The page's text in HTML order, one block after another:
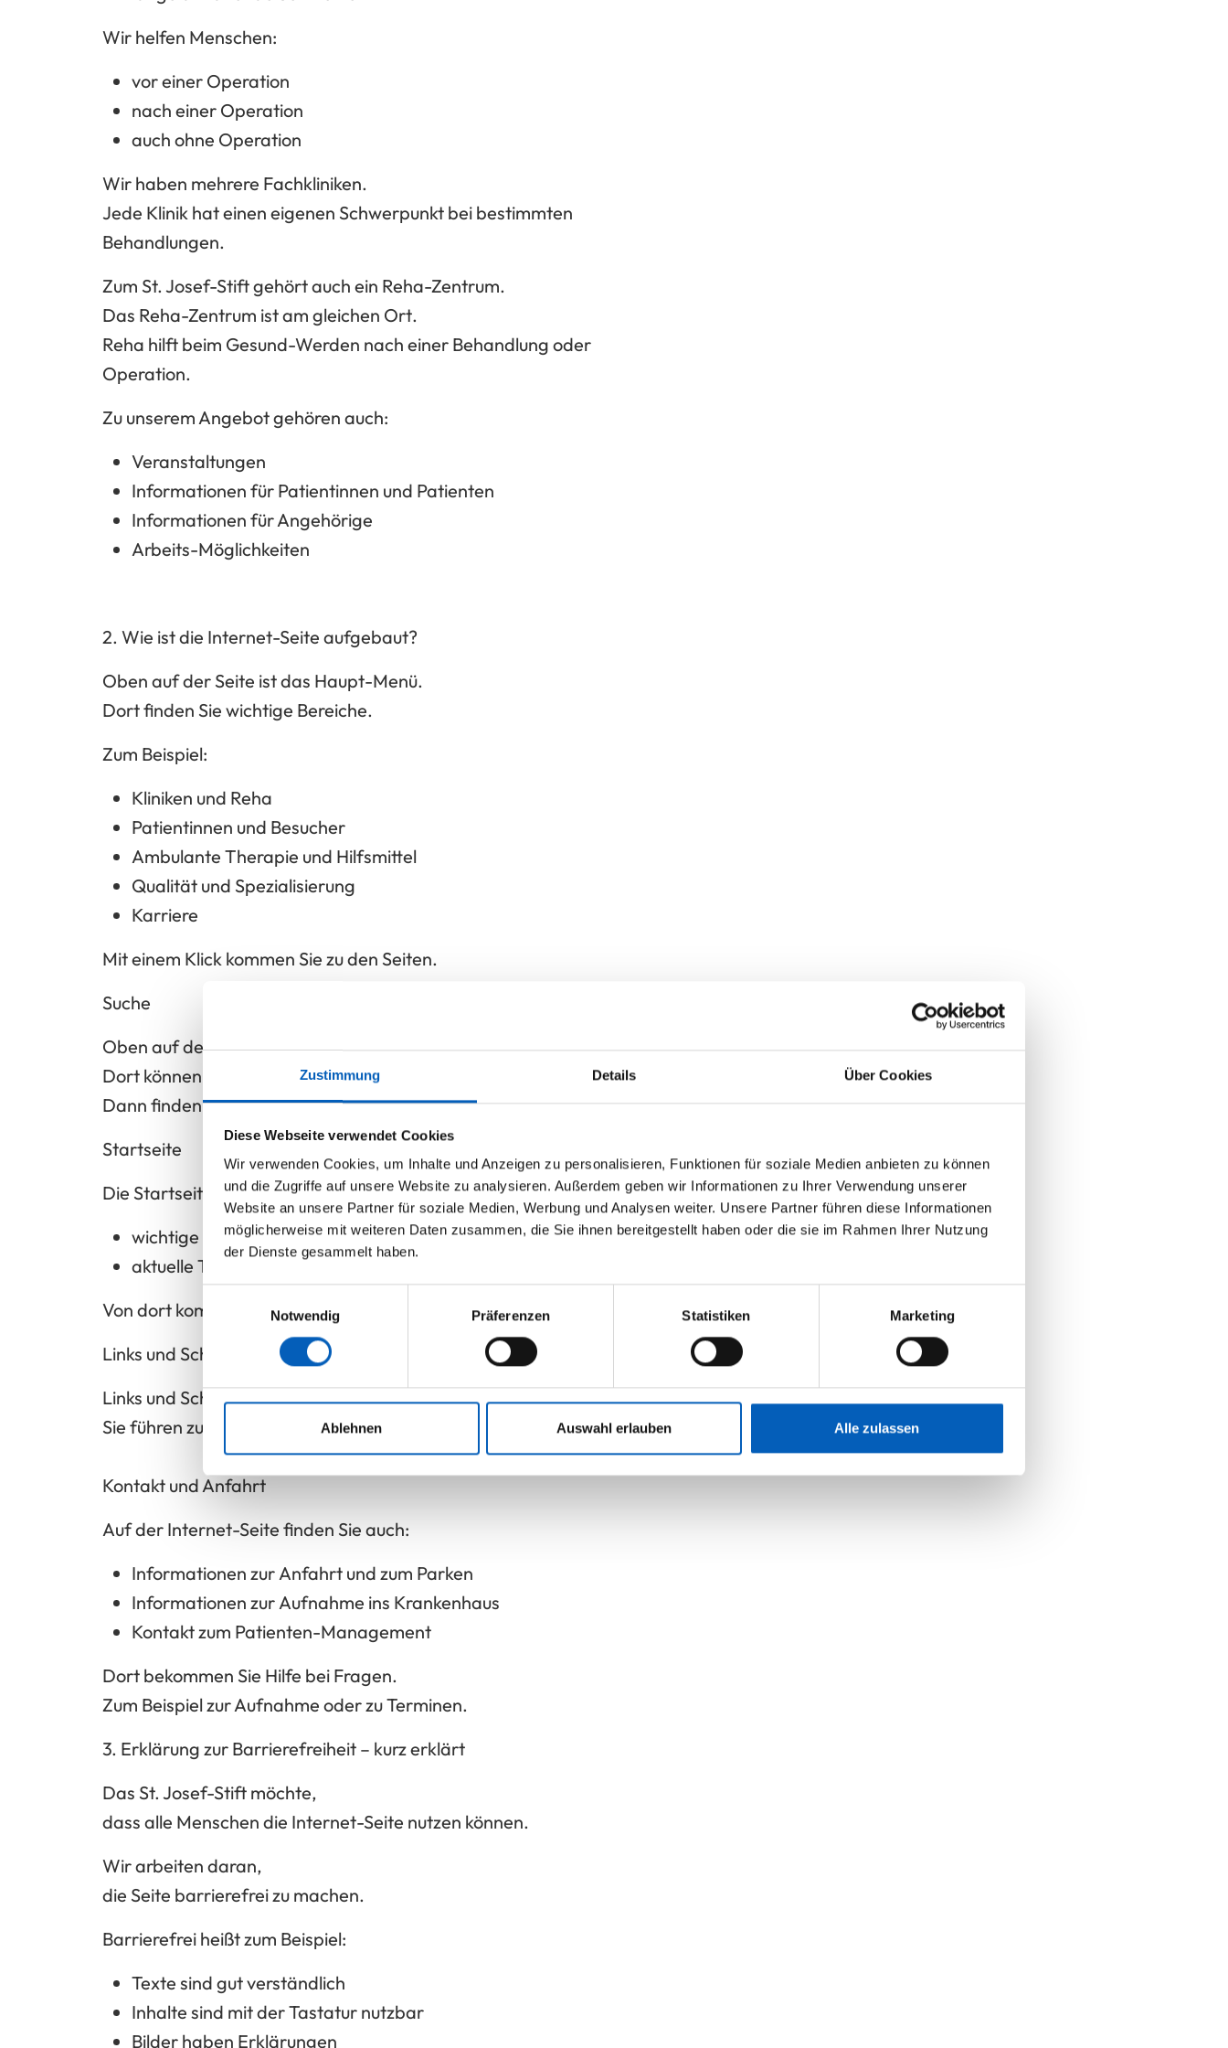
Zustimmung Details Über Cookies
Diese Webseite verwendet Cookies
Wir verwenden Cookies, um Inhalte und Anzeigen zu personalisieren, Funktionen für soziale Medien anbieten zu können
und die Zugriffe auf unsere Website zu analysieren. Außerdem geben wir Informationen zu Ihrer Verwendung unserer
Website an unsere Partner für soziale Medien, Werbung und Analysen weiter. Unsere Partner führen diese Informationen
möglicherweise mit weiteren Daten zusammen, die Sie ihnen bereitgestellt haben oder die sie im Rahmen Ihrer Nutzung
der Dienste gesammelt haben.
Notwendig
Präferenzen Statistiken Marketing
Ablehnen Auswahl erlauben Alle zulassen
Wir helfen Menschen:
vor einer Operation
nach einer Operation
auch ohne Operation
Wir haben mehrere Fachkliniken.
Jede Klinik hat einen eigenen Schwerpunkt bei bestimmten
Behandlungen.
Zum St. Josef-Stift gehört auch ein Reha-Zentrum.
Das Reha-Zentrum istam gleichen Ort.
Reha hilft beim Gesund-Werden nach einer Behandlung oder
Operation.
Zu unserem Angebot gehören auch:
Veranstaltungen
Informationen für Patientinnen und Patienten
Informationen für Angehörige
Arbeits-Möglichkeiten
2. Wie ist die Internet-Seite aufgebaut?
Oben auf der Seite ist das Haupt-Menü.
Dort finden Sie wichtige Bereiche.
Zum Beispiel:
Kliniken und Reha
Patientinnen und Besucher
Ambulante Therapie und Hilfsmittel
Qualität und Spezialisierung
Karriere
Mit einem Klick kommen Sie zu den Seiten.
Suche
Oben auf der Seite gibt es eineSuche.
Dort können Sie ein Wort eingeben.
Dann finden Sie passende Seiten.
Startseite
Die Startseite zeigt:
wichtige Informationen
aktuelle Themen
Von dort kommen Sie zu allen anderen Seiten.
Links und Schaltflächen
Links und Schaltflächen sindklickbar.
Sie führen zu weiteren Informationen.
Kontakt und Anfahrt
Auf der Internet-Seite finden Sie auch:
Informationen zurAnfahrt und zum Parken
Informationen zurAufnahme ins Krankenhaus
Kontakt zum Patienten-Management
Dort bekommen Sie Hilfe bei Fragen.
Zum Beispiel zur Aufnahme oder zu Terminen.
3. Erklärung zur Barrierefreiheit – kurz erklärt
Das St. Josef-Stift möchte,
dass alle Menschen die Internet-Seite nutzen können.
Wir arbeiten daran,
die Seite barrierefreizu machen.
Barrierefrei heißt zum Beispiel:
Texte sind gut verständlich
Inhalte sind mit der Tastatur nutzbar
Bilder haben Erklärungen